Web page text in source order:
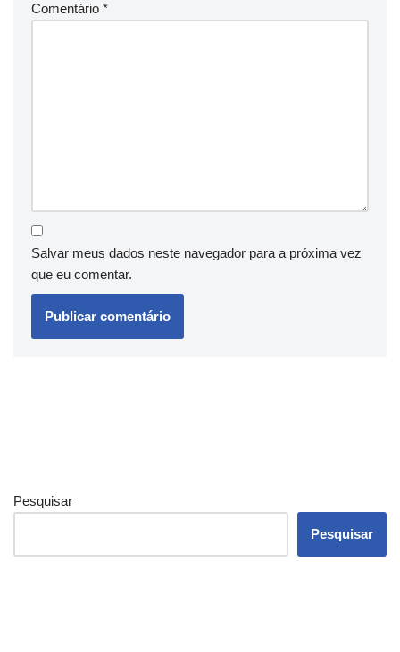
Comentário *
Salvar meus dados neste navegador para a próxima vez
que eu comentar.
Pesquisar
Pesquisar